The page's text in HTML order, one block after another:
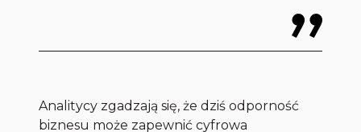
Analitycy zgadzają się, że dziś odporność
biznesu może zapewnić cyfrowa